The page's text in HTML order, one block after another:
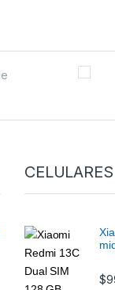
CELULARES
$